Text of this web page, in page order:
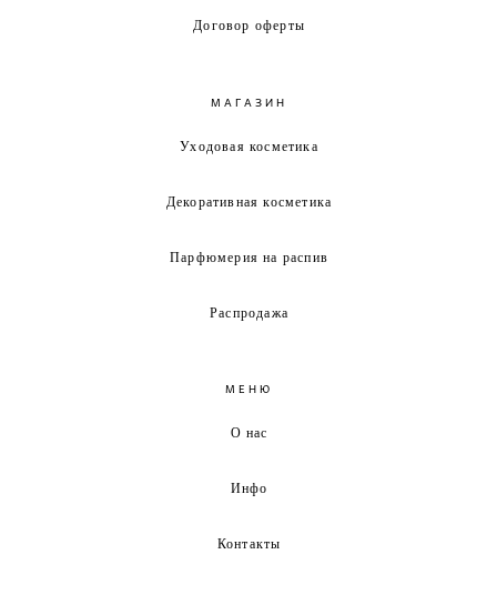
Договор оферты
МАГАЗИН
Уходовая косметика
Декоративная косметика
Парфюмерия на распив
Распродажа
МЕНЮ
О нас
Инфо
Контакты